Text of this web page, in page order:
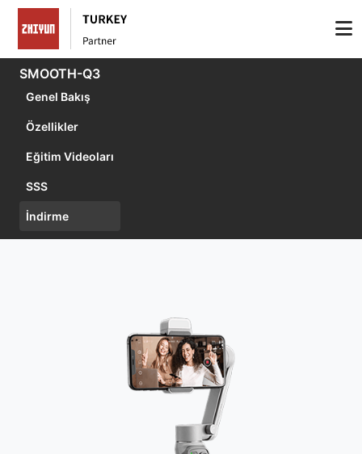
SMOOTH-Q3
Genel Bakış
Özellikler
Eğitim Videoları
SSS
İndirme